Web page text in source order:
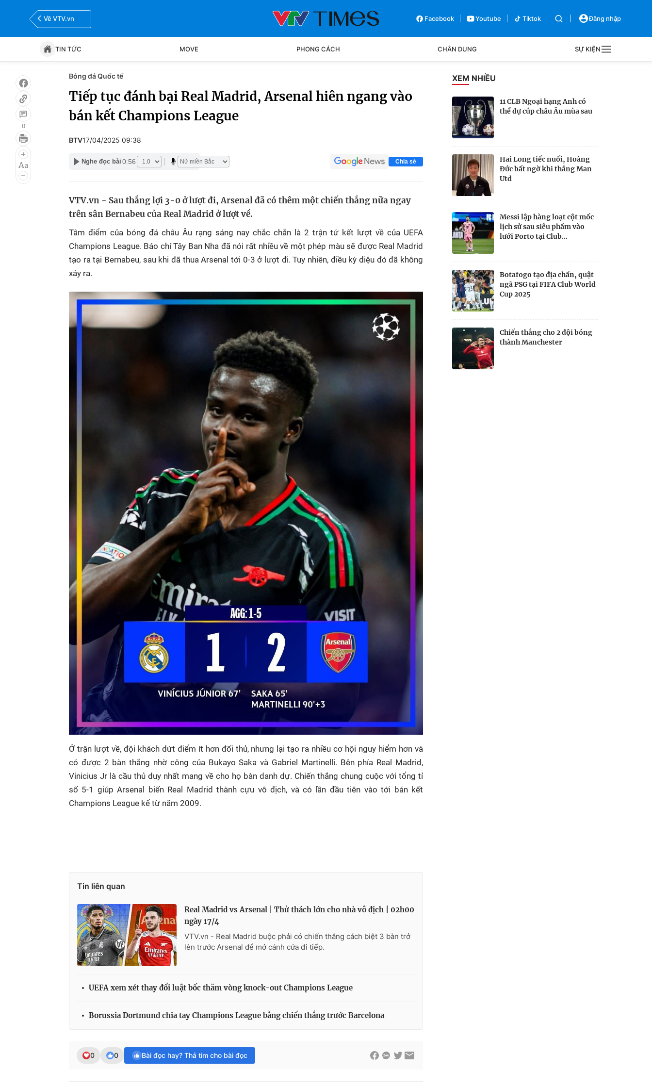
Về VTV.vn Facebook Youtube Tiktok Đăng nhập
TIN TỨC MOVE PHONG CÁCH CHÂN DUNG SỰ KIỆN
Tin tức
Bóng đá Thể thao Điện tử Bên lề
0
Bóng đá Quốc tế
Tiếp tục đánh bại Real Madrid, Arsenal hiên ngang vào
bán kết Champions League
BTV17/04/2025 09:38
Nghe đọc bài 0:56 Chia sẻ
VTV.vn - Sau thắng lợi 3-0 ở lượt đi, Arsenal đã có thêm một chiến thắng nữa ngay
trên sân Bernabeu của Real Madrid ở lượt về.
Tâm điểm của bóng đá châu Âu rạng sáng nay chắc chắn là 2 trận tứ kết lượt về của UEFA
Champions League. Báo chí Tây Ban Nha đã nói rất nhiều về một phép màu sẽ được Real Madrid
tạo ra tại Bernabeu, sau khi đã thua Arsenal tới 0-3 ở lượt đi. Tuy nhiên, điều kỳ diệu đó đã không
xảy ra.
Ở trận lượt về, đội khách dứt điểm ít hơn đối thủ, nhưng lại tạo ra nhiều cơ hội nguy hiểm hơn và
có được 2 bàn thắng nhờ công của Bukayo Saka và Gabriel Martinelli. Bên phía Real Madrid,
Vinicius Jr là cầu thủ duy nhất mang về cho họ bàn danh dự. Chiến thắng chung cuộc với tổng tỉ
số 5-1 giúp Arsenal biến Real Madrid thành cựu vô địch, và có lần đầu tiên vào tới bán kết
Champions League kể từ năm 2009.
Tin liên quan
Real Madrid vs Arsenal | Thử thách lớn cho nhà vô địch | 02h00
ngày 17/4
VTV.vn - Real Madrid buộc phải có chiến thắng cách biệt 3 bàn trở
lên trước Arsenal để mở cánh cửa đi tiếp.
UEFA xem xét thay đổi luật bốc thăm vòng knock-out Champions League
Borussia Dortmund chia tay Champions League bằng chiến thắng trước Barcelona
0 0 Bài đọc hay? Thả tim cho bài đọc
XEM NHIỀU
11 CLB Ngoại hạng Anh có
thể dự cúp châu Âu mùa sau
Hai Long tiếc nuối, Hoàng
Đức bất ngờ khi thắng Man
Utd
Messi lập hàng loạt cột mốc
lịch sử sau siêu phẩm vào
lưới Porto tại Club...
Botafogo tạo địa chấn, quật
ngã PSG tại FIFA Club World
Cup 2025
Chiến thắng cho 2 đội bóng
thành Manchester